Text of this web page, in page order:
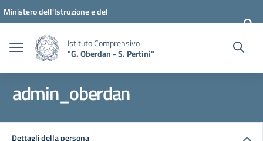
Vai ai contenuti
Vai al menu di navigazione
Vai al footer
Ministero dell'Istruzione e del
Istituto Comprensivo
"G. Oberdan - S. Pertini"
admin_oberdan
Dettagli della persona